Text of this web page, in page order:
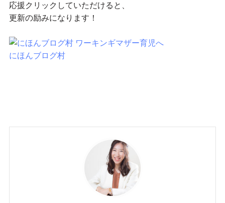
応援クリックしていただけると、
更新の励みになります！
にほんブログ村